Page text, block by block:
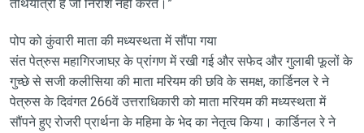
तीर्थयात्री हैं जो निराश नहीं करते।”
पोप को कुंवारी माता की मध्यस्थता में सौंपा गया
संत पेत्रुस महागिरजाघऱ के प्रांगण में रखी गई और सफेद और गुलाबी फूलों के
गुच्छे से सजी कलीसिया की माता मरियम की छवि के समक्ष, कार्डिनल रे ने
पेत्रुस के दिवंगत 266वें उत्तराधिकारी को माता मरियम की मध्यस्थता में
सौंपने हुए रोजरी प्रार्थना के महिमा के भेद का नेतृत्व किया। कार्डिनल रे ने